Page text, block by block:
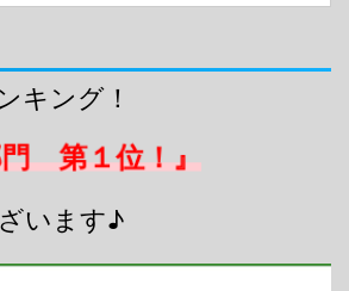
キング！
門 第１位！』
います♪